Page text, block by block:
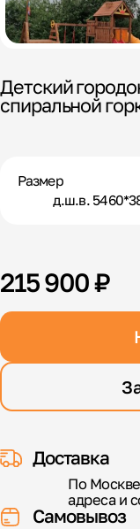
Детский
спиральной
Размер
д.ш.в.
215 900 ₽
Доставка
По Москве
адреса и
Самовывоз